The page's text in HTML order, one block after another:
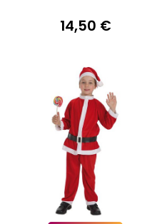
Precio
14,50 €